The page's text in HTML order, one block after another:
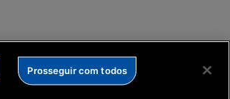
Prosseguir com todos